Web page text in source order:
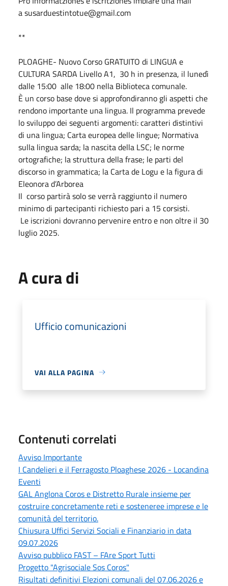
asusarduestintotue@gmail.com
**
PLOAGHE- Nuovo Corso GRATUITO di LINGUA e
CULTURA SARDA Livello A1, 30 h in presenza, il lunedì
dalle 15:00 alle 18:00 nella Biblioteca comunale.
È un corso base dove si approfondiranno gli aspetti che
rendono importante una lingua. Il programma prevede
lo sviluppo dei seguenti argomenti: caratteri distintivi
di una lingua; Carta europea delle lingue; Normativa
sulla lingua sarda; la nascita della LSC; le norme
ortografiche; la struttura della frase; le parti del
discorso in grammatica; la Carta de Logu e la figura di
Eleonora d’Arborea
Il corso partirà solo se verrà raggiunto il numero
minimo di partecipanti richiesto pari a 15 corsisti.
Le iscrizioni dovranno pervenire entro e non oltre il 30
luglio 2025.
A cura di
Ufficio comunicazioni
VAI ALLA PAGINA
Contenuti correlati
Avviso Importante
I Candelieri e il Ferragosto Ploaghese 2026 - Locandina
Eventi
GAL Anglona Coros e Distretto Rurale insieme per
costruire concretamente reti e sosteneree imprese e le
comunità del territorio.
Chiusura Uffici Servizi Sociali e Finanziario in data
09.07.2026
Avviso pubblico FAST – FAre Sport Tutti
Progetto "Agrisociale Sos Coros"
Risultati definitivi Elezioni comunali del 07.06.2026 e